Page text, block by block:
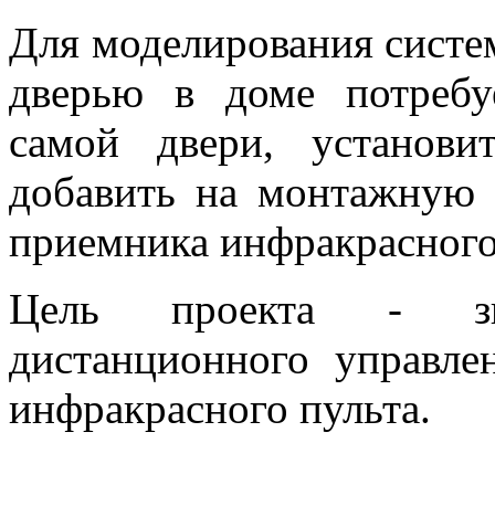
Для моделирования
дверью в доме
самой двери,
добавить на монтажную
приемника
Цель проекта -
дистанционного
инфракрасного пульта.